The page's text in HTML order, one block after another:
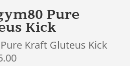
Pure
Kick
Kraft Gluteus Kick